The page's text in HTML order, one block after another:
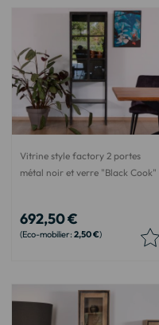
Vitrine style factory 2 portes
métal noir et verre "Black Cook"
692,50 €
2,50 €